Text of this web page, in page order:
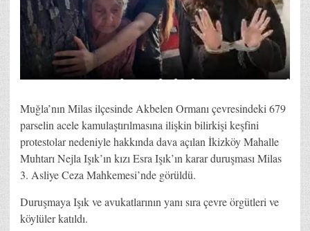
Muğla’nın Milas ilçesinde Akbelen Ormanı çevresindeki 679
parselin acele kamulaştırılmasına ilişkin bilirkişi keşfini
protestolar nedeniyle hakkında dava açılan İkizköy Mahalle
Muhtarı Nejla Işık’ın kızı Esra Işık’ın karar duruşması Milas
3. Asliye Ceza Mahkemesi’nde görüldü.
Duruşmaya Işık ve avukatlarının yanı sıra çevre örgütleri ve
köylüler katıldı.